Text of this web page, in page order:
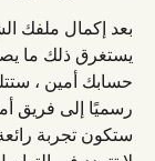
بعد إكمال ملفك
يستغرق ذلك ما
حسابك أمين ،
رسميًا إلى فريق
ستكون تجربة